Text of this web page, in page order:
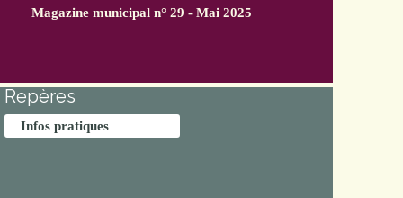
Magazine municipal n° 29 - Mai 2025
Repères
Infos pratiques